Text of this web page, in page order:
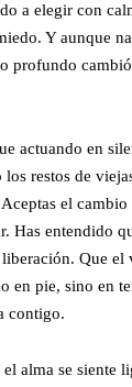
a elegir con
Y aunque
profundo
actuando en
restos de
el
Has entendido
liberación. Que el
en pie, sino en
contigo.
alma se siente